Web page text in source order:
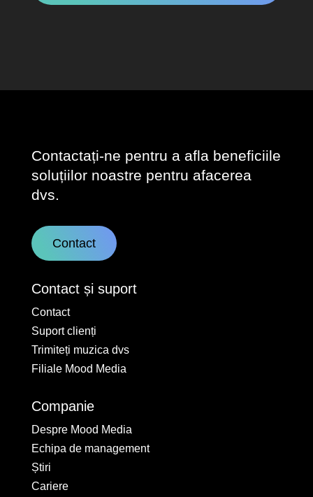
Contactați-ne pentru a afla beneficiile
soluțiilor noastre pentru afacerea
dvs.
Contact
Contact și suport
Contact
Suport clienți
Trimiteți muzica dvs
Filiale Mood Media
Companie
Despre Mood Media
Echipa de management
Știri
Cariere